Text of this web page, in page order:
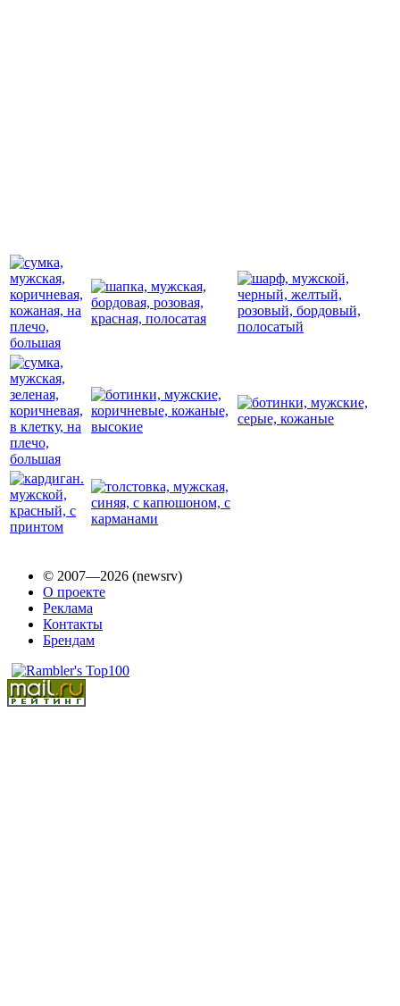
© 2007—2026 (newsrv)
О проекте
Реклама
Контакты
Брендам